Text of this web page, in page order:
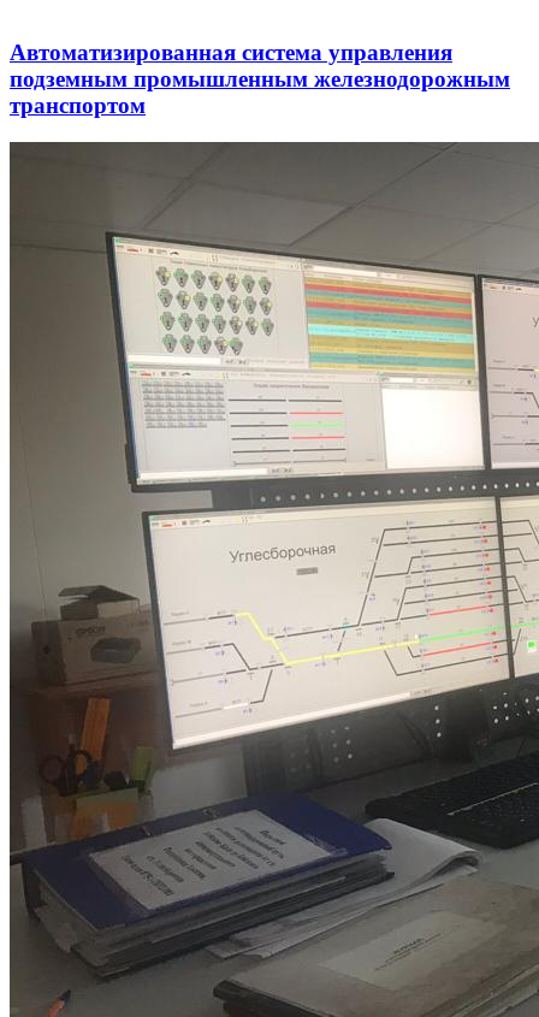
Автоматизированная система управления
подземным промышленным железнодорожным
транспортом